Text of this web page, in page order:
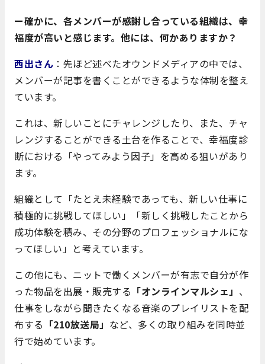
ー確かに、各メンバーが感謝し合っている組織は、幸
福度が高いと感じます。他には、何かありますか？
西出さん ：先ほど述べたオウンドメディアの中では、
メンバーが記事を書くことができるような体制を整え
ています。
これは、新しいことにチャレンジしたり、また、チャ
レンジすることができる土台を作ることで、幸福度診
断における「やってみよう因子」を高める狙いがあり
ます。
組織として「たとえ未経験であっても、新しい仕事に
積極的に挑戦してほしい」「新しく挑戦したことから
成功体験を積み、その分野のプロフェッショナルにな
ってほしい」と考えています。
この他にも、ニットで働くメンバーが有志で自分が作
った物品を出展・販売する 「オンラインマルシェ」 、
仕事をしながら聞きたくなる音楽のプレイリストを配
布する 「210放送局」 など、多くの取り組みを同時並
行で始めています。